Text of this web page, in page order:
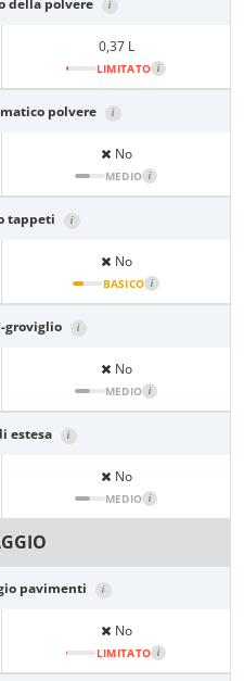
della polvere i
0,37 L
LIMITATO i
polvere i
No
MEDIO i
tappeti i
No
BASICO i
groviglio i
No
MEDIO i
estesa i
No
MEDIO i
pavimenti i
No
LIMITATO i